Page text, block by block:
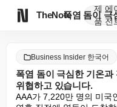
TheNote
제
품
에
전
Business Insider 한국어
폭염 돔이 극심한 기온
위협하고 있습니다.
AAA가 7,220만 명의 미국